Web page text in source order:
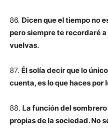
86. Dicen que el tiempo no
pero siempre te recordaré
vuelvas.
87. Él solía decir que lo
cuenta, es lo que haces por
88. La función del
propias de la sociedad. No